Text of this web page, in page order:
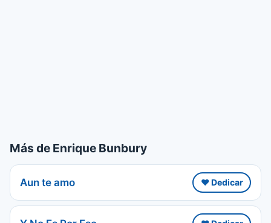
Más de Enrique Bunbury
Aun te amo ❤️ Dedicar